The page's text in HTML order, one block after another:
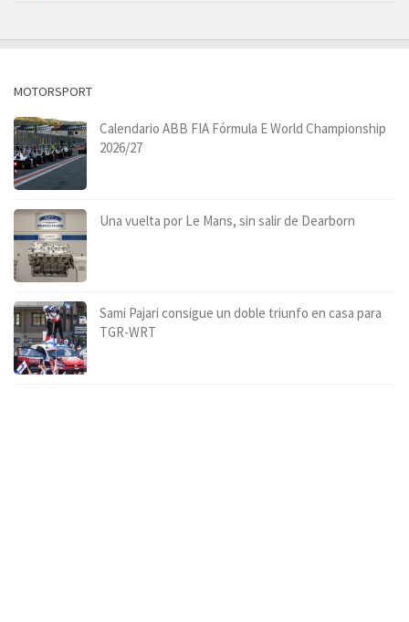
MOTORSPORT
Calendario ABB FIA Fórmula E World Championship
2026/27
Una vuelta por Le Mans, sin salir de Dearborn
Sami Pajari consigue un doble triunfo en casa para
TGR-WRT